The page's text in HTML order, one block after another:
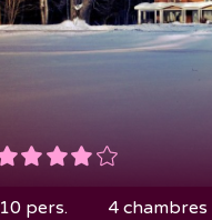
10 pers. 4 chambres